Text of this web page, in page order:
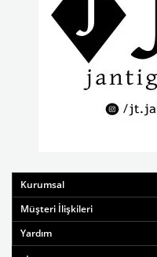
Kurumsal
Müşteri İlişkileri
Yardım